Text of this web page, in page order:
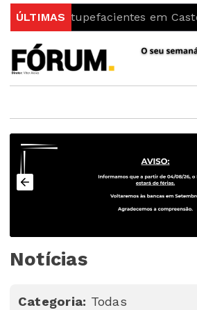
ÚLTIMAS em Castelo Branco
Notícias
Categoria: Todas